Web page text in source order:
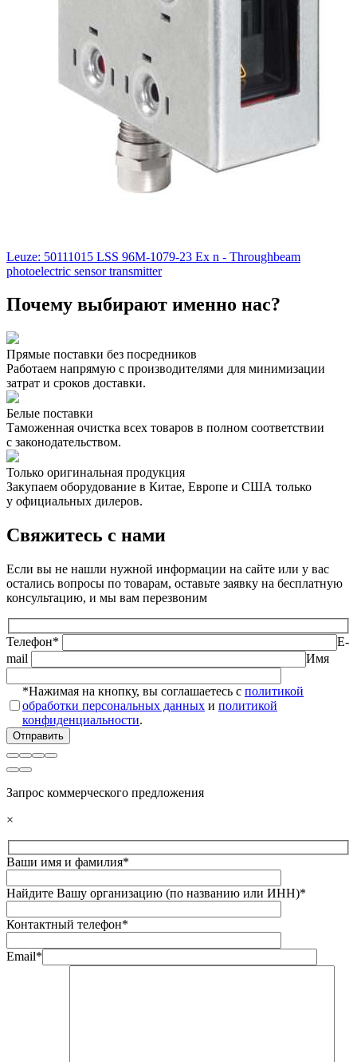
Leuze: 50111015 LSS 96M-1079-23 Ex n - Throughbeam
photoelectric sensor transmitter
Почему выбирают именно нас?
Прямые поставки без посредников
Работаем напрямую с производителями для минимизации
затрат и сроков доставки.
Белые поставки
Таможенная очистка всех товаров в полном соответствии
с законодательством.
Только оригинальная продукция
Закупаем оборудование в Китае, Европе и США только
у официальных дилеров.
Свяжитесь с нами
Если вы не нашли нужной информации на сайте или у вас
остались вопросы по товарам, оставьте заявку на бесплатную
консультацию, и мы вам перезвоним
Телефон*
E-
mail
Имя
*Нажимая на кнопку, вы соглашаетесь с политикой
обработки персональных данных и политикой
конфиденциальности.
Запрос коммерческого предложения
×
Ваши имя и фамилия*
Найдите Вашу организацию (по названию или ИНН)*
Контактный телефон*
Email*